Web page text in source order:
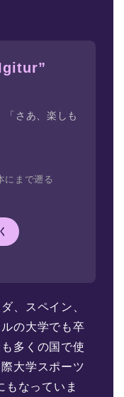
「さあ、楽しも
にまで遡る
、スペイン、
の大学でも卒
多くの国で使
大学スポーツ
もなっていま